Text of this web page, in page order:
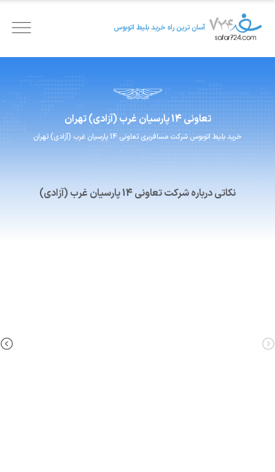
آسان ترین راه خرید بلیط اتوبوس
تعاونی 14 پارسیان غرب (آزادی) تهران
خرید بلیط اتوبوس شرکت مسافربری تعاونی 14 پارسیان غرب (آزادی) تهران
نکاتی درباره شرکت تعاونی 14 پارسیان غرب (آزادی)